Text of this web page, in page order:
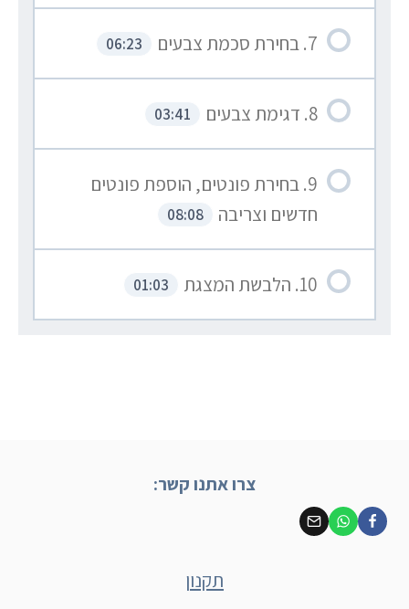
7. בחירת סכמת צבעים 06:23
8. דגימת צבעים 03:41
9. בחירת פונטים, הוספת פונטים
חדשים וצריבה
08:08
10. הלבשת המצגת 01:03
צרו אתנו קשר:
תקנון